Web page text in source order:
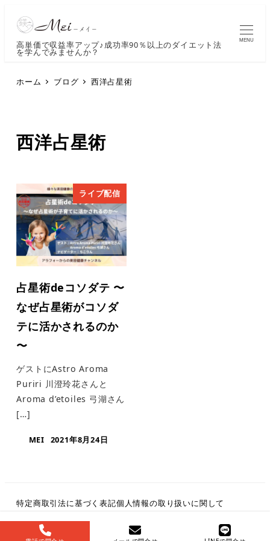
高単価で収益率アップ♪成功率90％以上のダイエット法
を学んでみませんか？
MENU
ホーム ブログ 西洋占星術
西洋占星術
ライブ配信
占星術deコソダテ 〜
なぜ占星術がコソダ
テに活かされるのか
〜
ゲストにAstro Aroma
Puriri 川澄玲花さんと
Aroma d’etoiles 弓湖さん
[…]
MEI 2021年8月24日
特定商取引法に基づく表記個人情報の取り扱いに関して